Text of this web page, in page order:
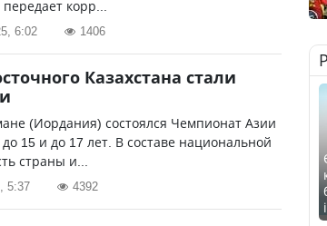
корр...
6:02 1406
Казахстана стали
(Иордания) состоялся Чемпионат Азии
15 и до 17 лет. В составе национальной
страны и...
5:37 4392